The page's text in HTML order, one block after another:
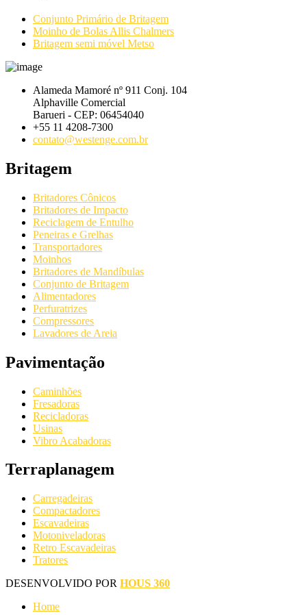
Conjunto Primário de Britagem
Moinho de Bolas Allis Chalmers
Britagem semi móvel Metso
Alameda Mamoré nº 911 Conj. 104
Alphaville Comercial
Barueri - CEP: 06454040
+55 11 4208-7300
contato@westenge.com.br
Britagem
Britadores Cônicos
Britadores de Impacto
Reciclagem de Entulho
Peneiras e Grelhas
Transportadores
Moinhos
Britadores de Mandíbulas
Conjunto de Britagem
Alimentadores
Perfuratrizes
Compressores
Lavadores de Areia
Pavimentação
Caminhões
Fresadoras
Recicladoras
Usinas
Vibro Acabadoras
Terraplanagem
Carregadeiras
Compactadores
Escavadeiras
Motoniveladoras
Retro Escavadeiras
Tratores
DESENVOLVIDO POR HOUS 360
Home